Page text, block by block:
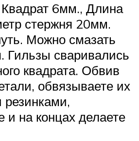
6мм., Длина
стержня 20мм.
Можно смазать
Гильзы сваривались
квадрата. Обвив
обвязываете их
резинками,
и на концах делаете